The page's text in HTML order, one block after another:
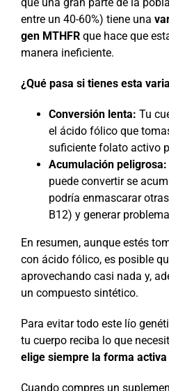
entre un 40-60%) tiene una
gen MTHFRque hace que
manera ineficiente.
¿Qué pasa si tienes esta
Conversión lenta: Tu
el ácido fólico que
suficiente folato activo
Acumulación peligrosa:
puede convertir se
podría enmascarar
B12) y generar
En resumen, aunque estés
con ácido fólico, es posible
aprovechando casi nada y,
un compuesto sintético.
Para evitar todo este lío
tu cuerpo reciba lo que
elige siempre la forma
Cuando compres un